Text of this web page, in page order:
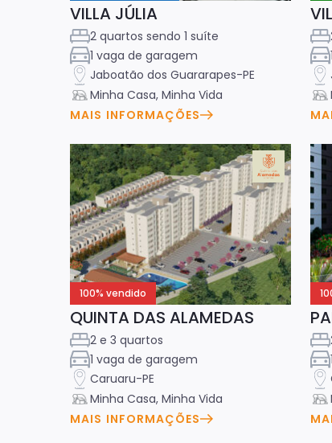
VILLA JÚLIA
2 quartos sendo 1 suíte
1 vaga de garagem
Jaboatão dos Guararapes-PE
Minha Casa, Minha Vida
MAIS INFORMAÇÕES
100% vendido
QUINTA DAS ALAMEDAS
2 e 3 quartos
1 vaga de garagem
Caruaru-PE
Minha Casa, Minha Vida
MAIS INFORMAÇÕES